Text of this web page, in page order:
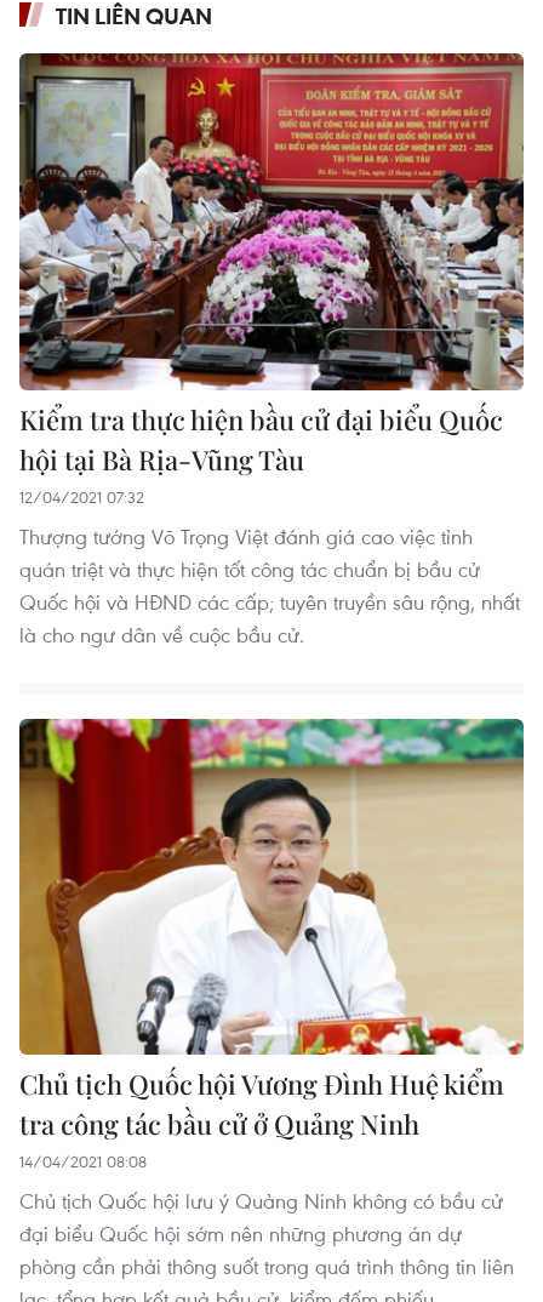
TIN LIÊN QUAN
Kiểm tra thực hiện bầu cử đại biểu Quốc
hội tại Bà Rịa-Vũng Tàu
12/04/2021 07:32
Thượng tướng Võ Trọng Việt đánh giá cao việc tỉnh
quán triệt và thực hiện tốt công tác chuẩn bị bầu cử
Quốc hội và HĐND các cấp; tuyên truyền sâu rộng, nhất
là cho ngư dân về cuộc bầu cử.
Chủ tịch Quốc hội Vương Đình Huệ kiểm
tra công tác bầu cử ở Quảng Ninh
14/04/2021 08:08
Chủ tịch Quốc hội lưu ý Quảng Ninh không có bầu cử
đại biểu Quốc hội sớm nên những phương án dự
phòng cần phải thông suốt trong quá trình thông tin liên